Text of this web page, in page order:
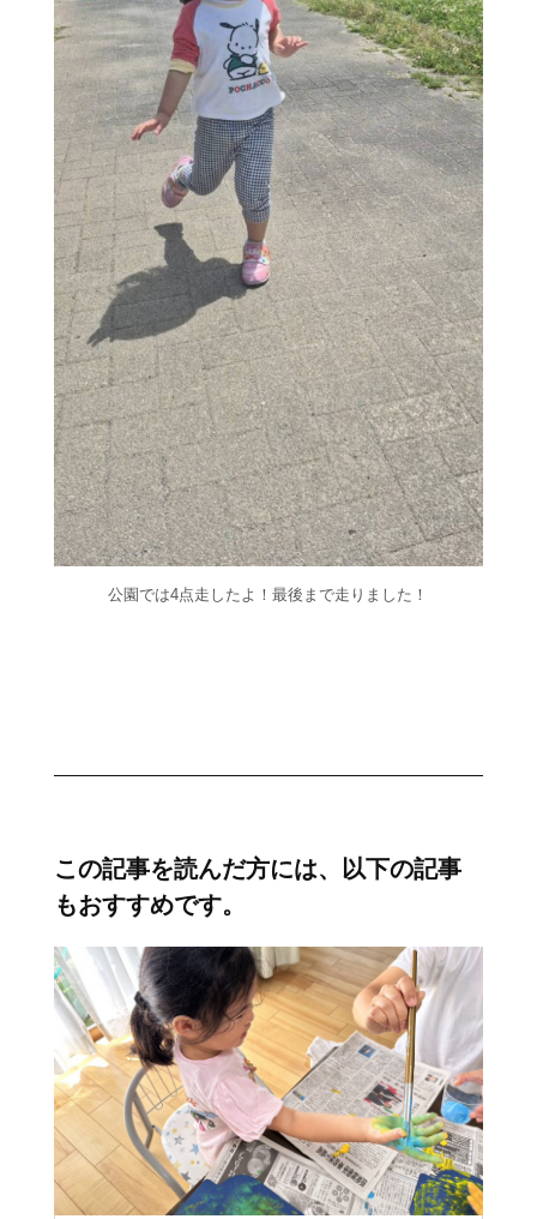
公園では4点走したよ！最後まで走りました！
この記事を読んだ方には、以下の記事
もおすすめです。